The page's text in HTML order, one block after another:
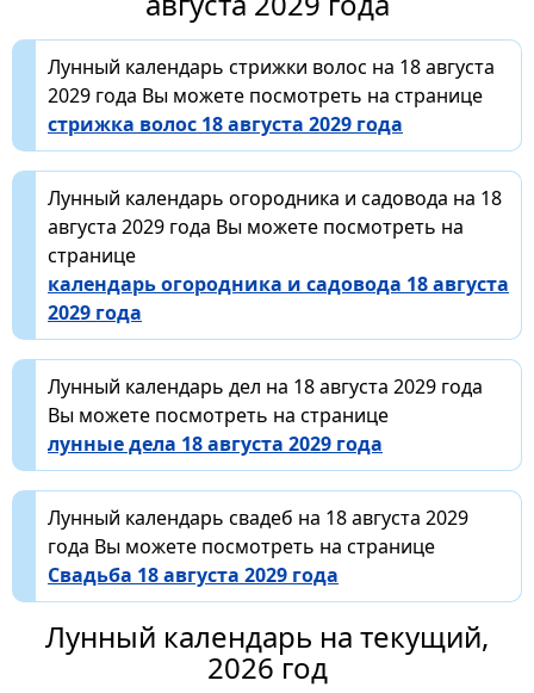
Лунный календарь стрижки волос на 18 августа
2029 года Вы можете посмотреть на странице
стрижка волос 18 августа 2029 года
Лунный календарь огородника и садовода на 18
августа 2029 года Вы можете посмотреть на
странице
календарь огородника и садовода 18 августа
2029 года
Лунный календарь дел на 18 августа 2029 года
Вы можете посмотреть на странице
лунные дела 18 августа 2029 года
Лунный календарь свадеб на 18 августа 2029
года Вы можете посмотреть на странице
Свадьба 18 августа 2029 года
Лунный календарь на текущий,
2026 год